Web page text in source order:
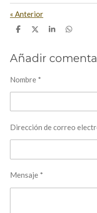
« Anterior
C
p
a
i
r
C
p
a
i
r
C
a
r
C
a
r
Añadir
Nombre *
Dirección de correo
Mensaje *